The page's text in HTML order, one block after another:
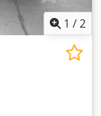
1 /2